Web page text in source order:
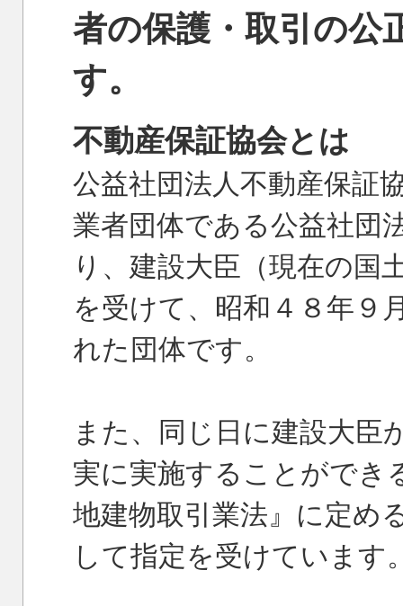
者の保護・取引の公
す。
不動産保証協会とは
公益社団法人不動産保証
業者団体である公益社団
り、建設大臣（現在の国
を受けて、昭和４８年９
れた団体です。
また、同じ日に建設大臣
実に実施することができ
地建物取引業法』に定め
して指定を受けています